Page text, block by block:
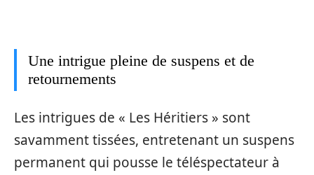
Une intrigue pleine de suspens et de
retournements
Les intrigues de « Les Héritiers » sont
savamment tissées, entretenant un suspens
permanent qui pousse le téléspectateur à